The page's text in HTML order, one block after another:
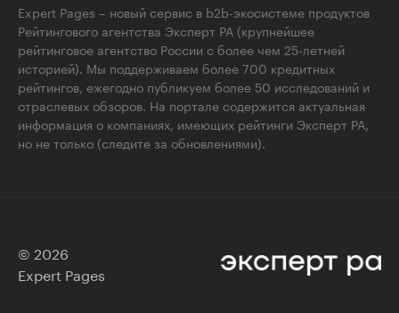
Expert Pages – новый сервис в b2b-экосистеме продуктов
Рейтингового агентства Эксперт РА (крупнейшее
рейтинговое агентство России с более чем 25-летней
историей). Мы поддерживаем более 700 кредитных
рейтингов, ежегодно публикуем более 50 исследований и
отраслевых обзоров. На портале содержится актуальная
информация о компаниях, имеющих рейтинги Эксперт РА,
но не только (следите за обновлениями).
© 2026
Expert Pages